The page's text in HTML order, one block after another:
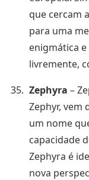
que cercam
para uma
enigmática
livremente,
Zephyra –
Zephyr, vem
um nome
capacidade
Zephyra é
nova